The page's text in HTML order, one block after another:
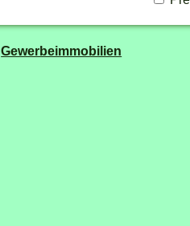
Gewerbeimmobilien